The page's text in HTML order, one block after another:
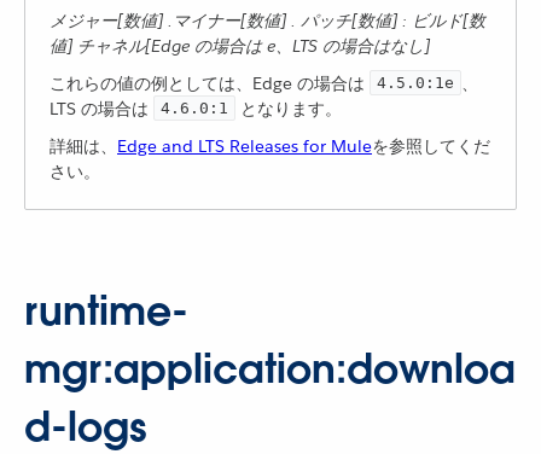
メジャー[数値] .マイナー[数値] . パッチ[数値] : ビルド[数
値] チャネル[Edge の場合は e、LTS の場合はなし]
これらの値の例としては、Edge の場合は ​
4.5.0:1e ​、
LTS の場合は ​
4.6.0:1
​ となります。
詳細は、 Edge and LTS Releases for Muleを参照してくだ
さい。
runtime-
mgr:application:downloa
d-logs